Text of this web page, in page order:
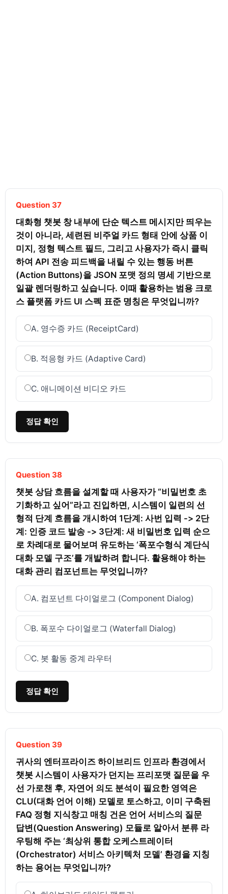
Question 37
대화형 챗봇 창 내부에 단순 텍스트 메시지만 띄우는
것이 아니라, 세련된 비주얼 카드 형태 안에 상품 이
미지, 정형 텍스트 필드, 그리고 사용자가 즉시 클릭
하여 API 전송 피드백을 내릴 수 있는 행동 버튼
(Action Buttons)을 JSON 포맷 정의 명세 기반으로
일괄 렌더링하고 싶습니다. 이때 활용하는 범용 크로
스 플랫폼 카드 UI 스펙 표준 명칭은 무엇입니까?
A. 영수증 카드 (ReceiptCard)
B. 적응형 카드 (Adaptive Card)
C. 애니메이션 비디오 카드
정답 확인
Question 38
챗봇 상담 흐름을 설계할 때 사용자가 “비밀번호 초
기화하고 싶어”라고 진입하면, 시스템이 일련의 선
형적 단계 흐름을 개시하여 1단계: 사번 입력 -> 2단
계: 인증 코드 발송 -> 3단계: 새 비밀번호 입력 순으
로 차례대로 물어보며 유도하는 ‘폭포수형식 계단식
대화 모델 구조’를 개발하려 합니다. 활용해야 하는
대화 관리 컴포넌트는 무엇입니까?
A. 컴포넌트 다이얼로그 (Component Dialog)
B. 폭포수 다이얼로그 (Waterfall Dialog)
C. 봇 활동 중계 라우터
정답 확인
Question 39
귀사의 엔터프라이즈 하이브리드 인프라 환경에서
챗봇 시스템이 사용자가 던지는 프리포맷 질문을 우
선 가로챈 후, 자연어 의도 분석이 필요한 영역은
CLU(대화 언어 이해) 모델로 토스하고, 이미 구축된
FAQ 정형 지식창고 매칭 건은 언어 서비스의 질문
답변(Question Answering) 모듈로 알아서 분류 라
우팅해 주는 ‘최상위 통합 오케스트레이터
(Orchestrator) 서비스 아키텍처 모델’ 환경을 지칭
하는 용어는 무엇입니까?